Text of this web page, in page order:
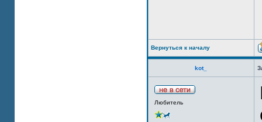
Вернуться к началу
kot_
Любитель